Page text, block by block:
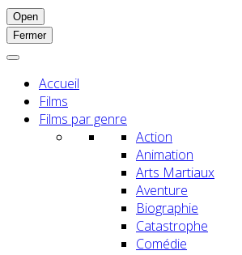
Open
Fermer
Accueil
Films
Films par genre
Action
Animation
Arts Martiaux
Aventure
Biographie
Catastrophe
Comédie